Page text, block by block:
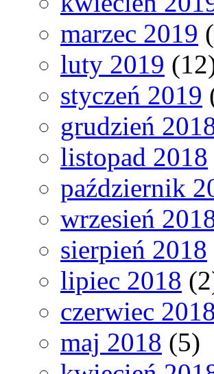
marzec 2019
luty 2019
styczeń 2019
grudzień
listopad 2018
październik
wrzesień
sierpień 2018
lipiec 2018
czerwiec 2018
maj 2018 (5)